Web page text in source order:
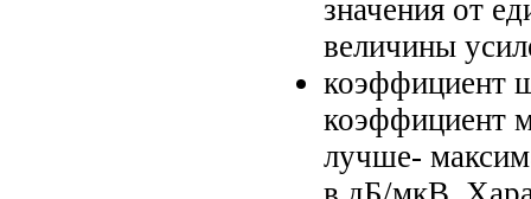
значения от
величины
коэффициент
коэффициент
лучше-